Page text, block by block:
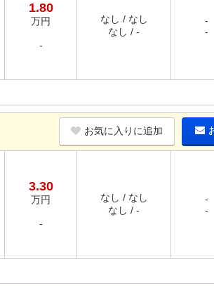
1.80
万円
-
なし / なし
なし / -
-
-
お気に入りに追加
3.30
万円
-
なし / なし
なし / -
-
-